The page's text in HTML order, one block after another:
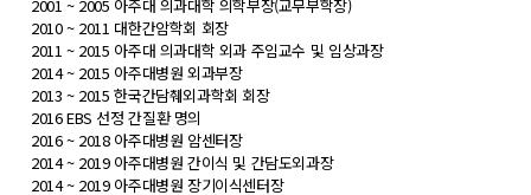
2001 ~ 2005 아주대 의과대학 의학부장(교무부학장)
2010 ~ 2011 대한간암학회 회장
2011 ~ 2015 아주대 의과대학 외과 주임교수 및 임상과장
2014 ~ 2015 아주대병원 외과부장
2013 ~ 2015 한국간담췌외과학회 회장
2016 EBS 선정 간질환 명의
2016 ~ 2018 아주대병원 암센터장
2014 ~ 2019 아주대병원 간이식 및 간담도외과장
2014 ~ 2019 아주대병원 장기이식센터장